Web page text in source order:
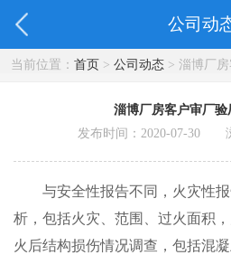
公司动
当前位置： 首页> 公司动态> 淄博厂房
淄博厂房客户审厂验
发布时间：2020-07-30
与安全性报告不同，火灾性报
析，包括火灾、范围、过火面积
火后结构损伤情况调查，包括混